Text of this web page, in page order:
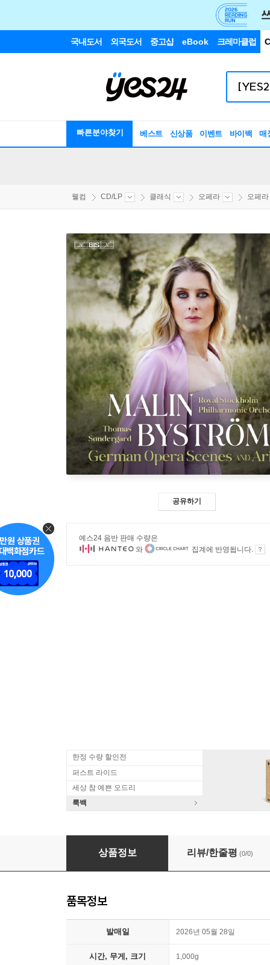
국내도서 외국도서 중고샵 eBook 크레마클럽
빠른분야찾기 베스트 신상품 이벤트 바이백 매
웰컴 CD/LP 클래식 오페라 오페
공유하기
예스24 음반 판매 수량은
와
집계에 반영됩니다.
한정 수량 할인전
퍼스트 라이드
세상 참 예쁜 오드리
룩백
Malin Bystrom (말린 뷔스트룀) - 독일 오페
상품정보 리뷰/한줄평 (0/0)
품목정보
발매일 2026년 05월 28일
시간, 무게, 크기 1,000g